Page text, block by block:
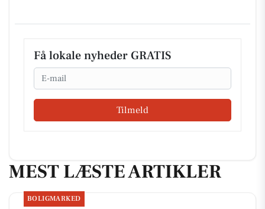
Få lokale nyheder GRATIS
Email
Tilmeld
MEST LÆSTE ARTIKLER
BOLIGMARKED